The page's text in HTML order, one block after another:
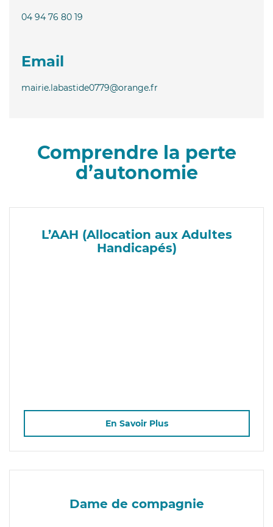
04 94 76 80 19
Email
mairie.labastide0779@orange.fr
Comprendre la perte
d’autonomie
L’AAH (Allocation aux Adultes
Handicapés)
En Savoir Plus
Dame de compagnie